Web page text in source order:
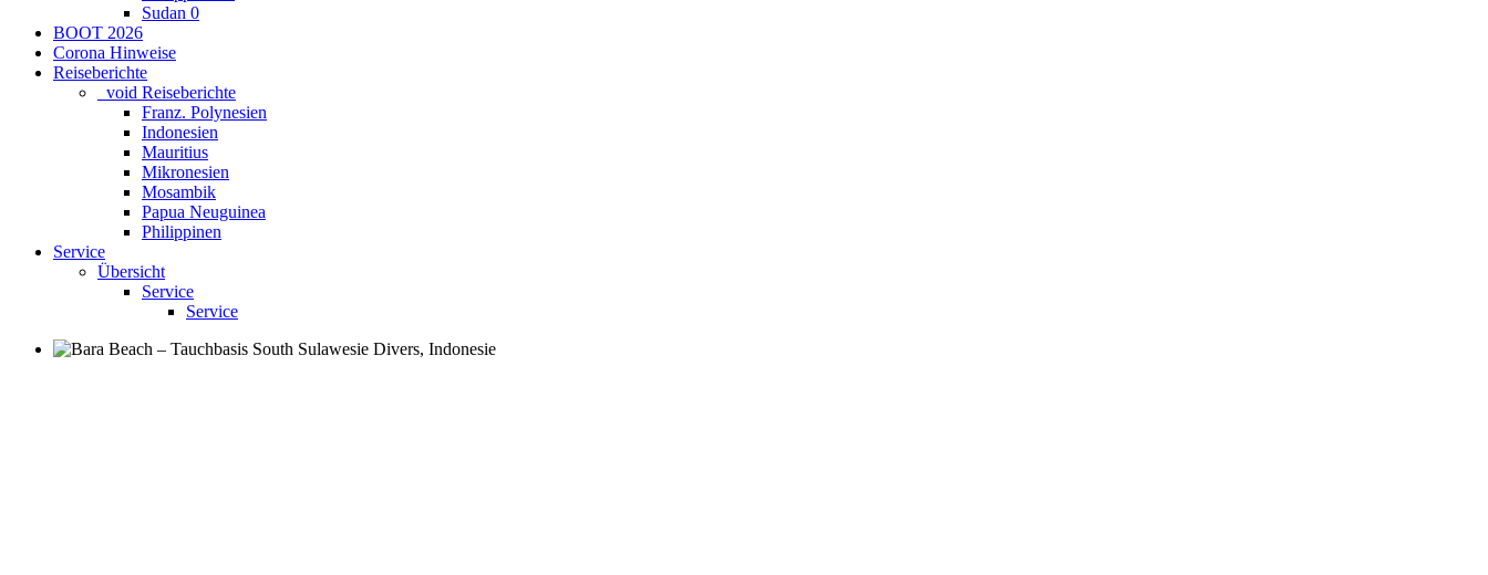
Sudan 0
BOOT 2026
Corona Hinweise
Reiseberichte
_void Reiseberichte
Franz. Polynesien
Indonesien
Mauritius
Mikronesien
Mosambik
Papua Neuguinea
Philippinen
Service
Übersicht
Service
Service